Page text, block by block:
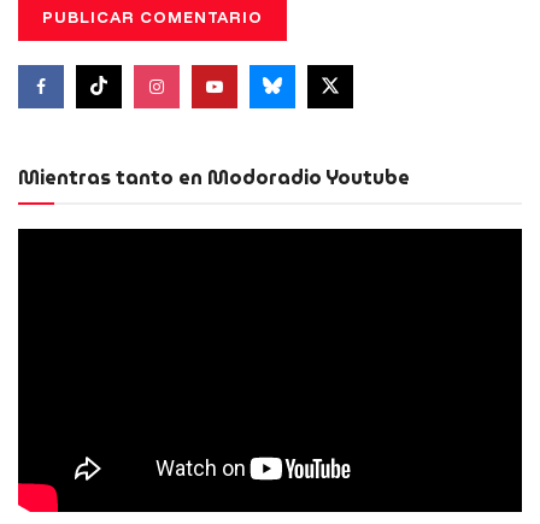
Mientras tanto en Modoradio Youtube